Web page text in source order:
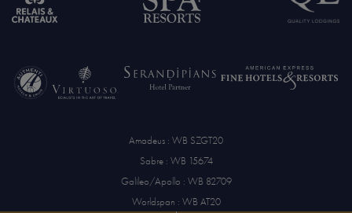
Amadeus : WB SZGT20
Sabre : WB 15674
Galileo/Apollo : WB 82709
Worldspan : WB AT20